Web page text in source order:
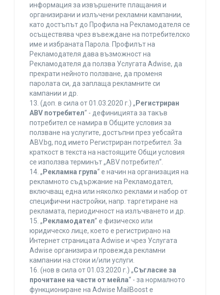
информация за извършените плащания и
организирани и излъчени рекламни кампании,
като достъпът до Профила на Рекламодателя се
осъществява чрез въвеждане на потребителско
име и избраната Парола. Профилът на
Рекламодателя дава възможност на
Рекламодателя да ползва Услугата Adwise, да
прекрати нейното ползване, да променя
паролата си, да заплаща рекламните си
кампании и др.
13. (доп. в сила от 01.03.2020 г.) „ Регистриран
ABV потребител“ - дефиницията за такъв
потребител се намира в Общите условия за
ползване на услугите, достъпни през уебсайта
ABV.bg, под името Регистриран потребител. За
краткост в текста на настоящите Общи условия
се използва терминът „ABV потребител“.
14. „ Рекламна група“ е начин на организация на
рекламното съдържание на Рекламодател,
включващ една или няколко реклами и набор от
специфични настройки, напр. таргетиране на
рекламата, периодичност на излъчването и др.
15. „ Рекламодател” е физическо или
юридическо лице, което е регистрирано на
Интернет страницата Adwise и чрез Услугата
Adwise организира и провежда рекламни
кампании на стоки и/или услуги.
16. (нов в сила от 01.03.2020 г.) „Съгласие за
прочитане на части от мейла“ - за нормалното
функциониране на Adwise MailBoost е